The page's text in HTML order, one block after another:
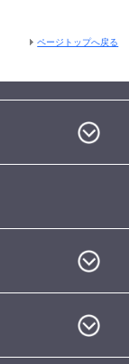
ページトップへ戻る